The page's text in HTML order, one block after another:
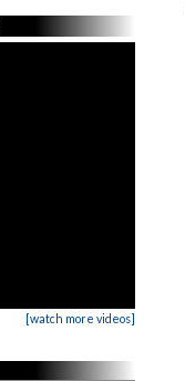
[watch more videos]